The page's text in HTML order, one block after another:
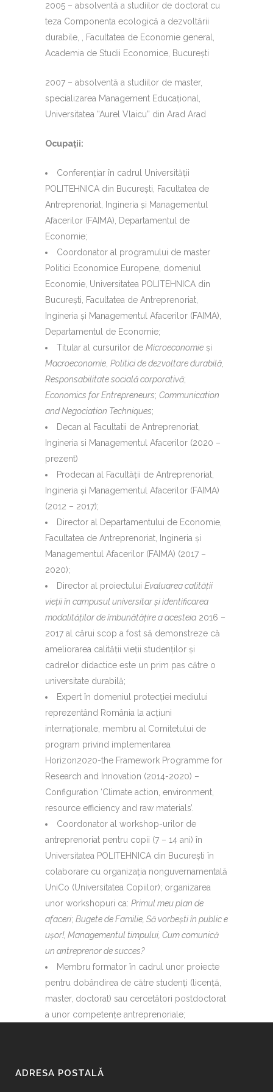
2005 – absolventă a studiilor de doctorat cu
teza Componenta ecologică a dezvoltării
durabile, , Facultatea de Economie general,
Academia de Studii Economice, Bucureşti
2007 – absolventă a studiilor de master,
specializarea Management Educaţional,
Universitatea “Aurel Vlaicu” din Arad Arad
Ocupaţii:
Conferenţiar în cadrul Universităţii
POLITEHNICA din Bucureşti, Facultatea de
Antreprenoriat, Ingineria şi Managementul
Afacerilor (FAIMA), Departamentul de
Economie;
Coordonator al programului de master
Politici Economice Europene, domeniul
Economie, Universitatea POLITEHNICA din
Bucureşti, Facultatea de Antreprenoriat,
Ingineria şi Managementul Afacerilor (FAIMA),
Departamentul de Economie;
Titular al cursurilor de Microeconomie şi
Macroeconomie Politici de dezvoltare durabilă
Responsabilitate socială corporativă;
Economics for Entrepreneurs; Communication
and Negociation Techniques;
Decan al Facultatii de Antreprenoriat,
Ingineria si Managementul Afacerilor (2020 –
prezent)
Prodecan al Facultăţii de Antreprenoriat,
Ingineria şi Managementul Afacerilor (FAIMA)
(2012 – 2017);
Director al Departamentului de Economie,
Facultatea de Antreprenoriat, Ingineria şi
Managementul Afacerilor (FAIMA) (2017 –
2020);
Director al proiectului Evaluarea calităţii
vieţii în campusul universitar şi identificarea
modalităţilor de îmbunătăţire a acesteia 2016 –
2017 al cărui scop a fost să demonstreze că
ameliorarea calităţii vieţii studenţilor şi
cadrelor didactice este un prim pas către o
universitate durabilă;
Expert în domeniul protecţiei mediului
reprezentând România la acţiuni
internaţionale, membru al Comitetului de
program privind implementarea
Horizon2020-the Framework Programme for
Research and Innovation (2014-2020) –
Configuration ‘Climate action, environment,
resource efficiency and raw materials’.
Coordonator al workshop-urilor de
antreprenoriat pentru copii (7 – 14 ani) în
Universitatea POLITEHNICA din Bucureşti în
colaborare cu organizaţia nonguvernamentală
UniCo (Universitatea Copiilor); organizarea
unor workshopuri ca: Primul meu plan de
afaceri; Bugete de Familie, Să vorbeşti în public e
uşor!, Managementul timpului, Cum comunică
un antreprenor de succes?
Membru formator în cadrul unor proiecte
pentru dobândirea de către studenţi (licenţă,
master, doctorat) sau cercetători postdoctorat
a unor competenţe antreprenoriale;
ADRESA POSTALĂ